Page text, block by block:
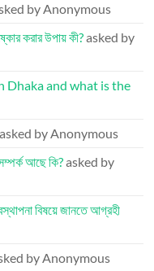
by Anonymous
করার উপায় কী?asked by
Dhaka and what is the
asked by Anonymous
আছে কি?asked by
বিষয়ে জানতে আগ্রহী
by Anonymous